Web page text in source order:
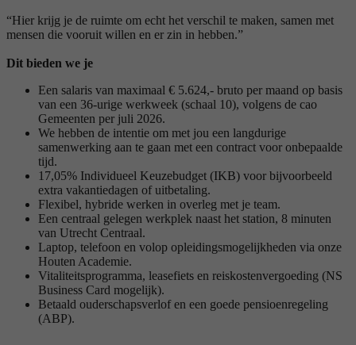
“Hier krijg je de ruimte om echt het verschil te maken, samen met
mensen die vooruit willen en er zin in hebben.”
Dit bieden we je
Een salaris van maximaal € 5.624,- bruto per maand op basis
van een 36-urige werkweek (schaal 10), volgens de cao
Gemeenten per juli 2026.
We hebben de intentie om met jou een langdurige
samenwerking aan te gaan met een contract voor onbepaalde
tijd.
17,05% Individueel Keuzebudget (IKB) voor bijvoorbeeld
extra vakantiedagen of uitbetaling.
Flexibel, hybride werken in overleg met je team.
Een centraal gelegen werkplek naast het station, 8 minuten
van Utrecht Centraal.
Laptop, telefoon en volop opleidingsmogelijkheden via onze
Houten Academie.
Vitaliteitsprogramma, leasefiets en reiskostenvergoeding (NS
Business Card mogelijk).
Betaald ouderschapsverlof en een goede pensioenregeling
(ABP).